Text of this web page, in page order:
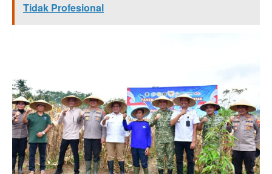
Tidak Profesional